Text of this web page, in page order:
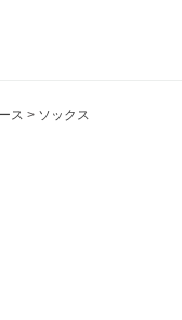
ス ソックス